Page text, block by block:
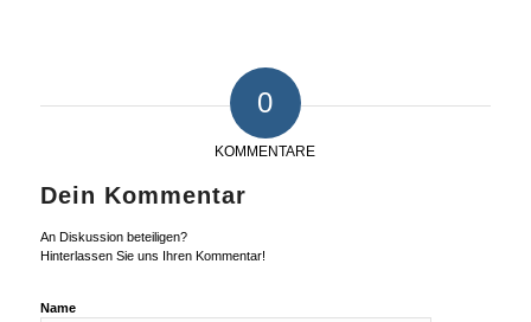
0
KOMMENTARE
Dein Kommentar
An Diskussion beteiligen?
Hinterlassen Sie uns Ihren Kommentar!
Name